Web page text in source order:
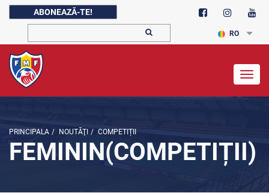
ABONEAZĂ-TE!
RO
PRINCIPALA / NOUTĂŢI / COMPETIȚII
FEMININ(COMPETIȚII)